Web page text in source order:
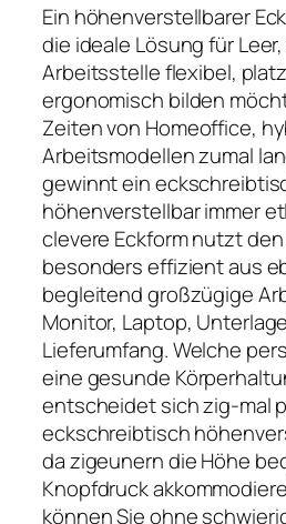
Ein höhenverstellbarer
die ideale Lösung für
Arbeitsstelle flexibel,
ergonomisch bilden
Zeiten von Homeoffice,
Arbeitsmodellen zumal
gewinnt ein
höhenverstellbar immer
clevere Eckform nutzt
besonders effizient aus
begleitend großzügige
Monitor, Laptop,
Lieferumfang. Welche
eine gesunde
entscheidet sich zig-mal
eckschreibtisch
da zigeunern die Höhe
Knopfdruck
können Sie ohne